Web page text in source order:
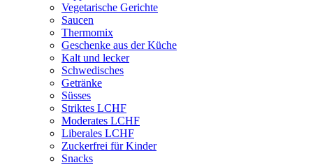
Vegetarische Gerichte
Saucen
Thermomix
Geschenke aus der Küche
Kalt und lecker
Schwedisches
Getränke
Süsses
Striktes LCHF
Moderates LCHF
Liberales LCHF
Zuckerfrei für Kinder
Snacks